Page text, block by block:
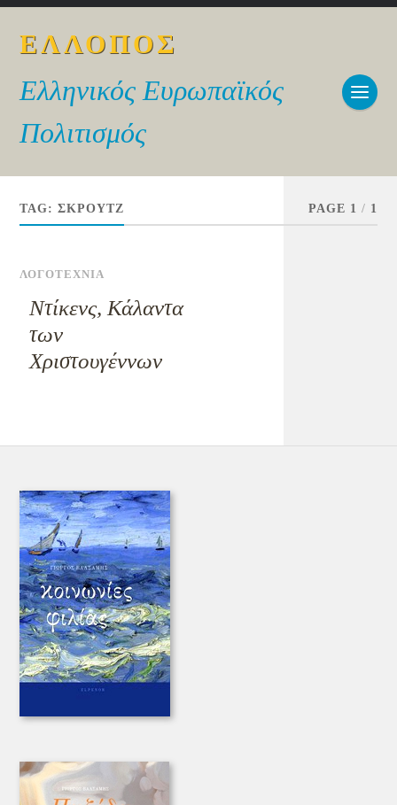
ΕΛΛΟΠΟΣ
Ελληνικός Ευρωπαϊκός
Πολιτισμός
TAG:ΣΚΡΟΥΤΖ PAGE 1 / 1
ΛΟΓΟΤΕΧΝΙΑ
Ντίκενς, Κάλαντα
των
Χριστουγέννων